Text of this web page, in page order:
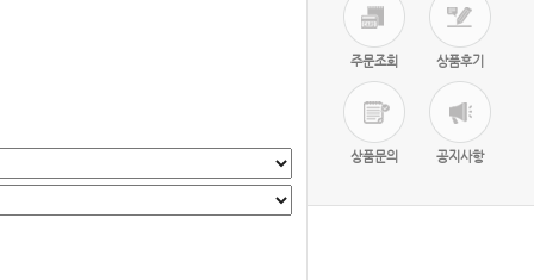
주문조회 상품후기
상품문의 공지사항